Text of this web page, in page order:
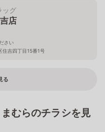
ッグ
店
さい
住吉四丁目15番1号
る
むらのチラシを見